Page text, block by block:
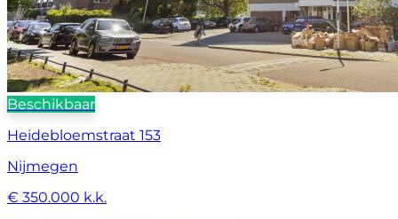
Beschikbaar
Heidebloemstraat 153
Nijmegen
€ 350.000 k.k.